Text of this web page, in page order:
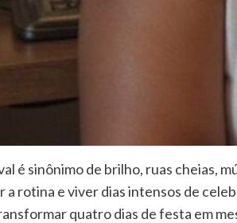
é sinônimo de brilho, ruas cheias,
a rotina e viver dias intensos de
quatro dias de festa em